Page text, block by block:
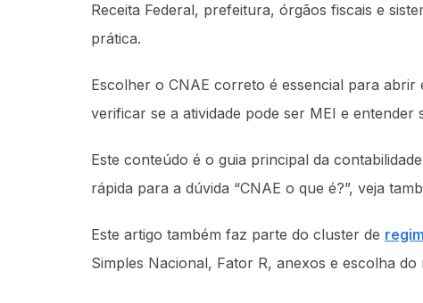
Receita Federal, prefeitura, órgãos fiscais e
prática.
Escolher o CNAE correto é essencial para
verificar se a atividade pode ser MEI e
Este conteúdo é o guia principal da
rápida para a dúvida “CNAE o que é?”, veja
Este artigo também faz parte do cluster de
Simples Nacional, Fator R, anexos e escolha